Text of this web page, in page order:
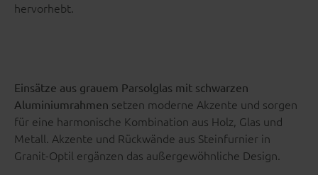
hervorhebt.
Einsätze aus grauem Parsolglas mit schwarzen
Aluminiumrahmen setzen moderne Akzente und sorgen
für eine harmonische Kombination aus Holz, Glas und
Metall. Akzente und Rückwände aus Steinfurnier in
Granit-Optil ergänzen das außergewöhnliche Design.